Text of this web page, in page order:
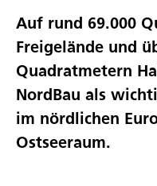
Auf rund 69.000
Freigelände und
Quadratmetern
NordBau als
im nördlichen
Ostseeraum.